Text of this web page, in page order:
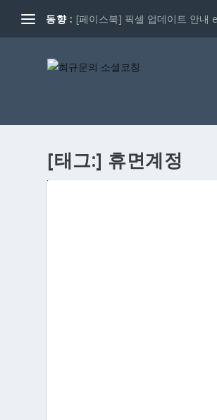
동향 : [페이스북] 픽셀 업데이트 안내
[태그:] 휴면계정